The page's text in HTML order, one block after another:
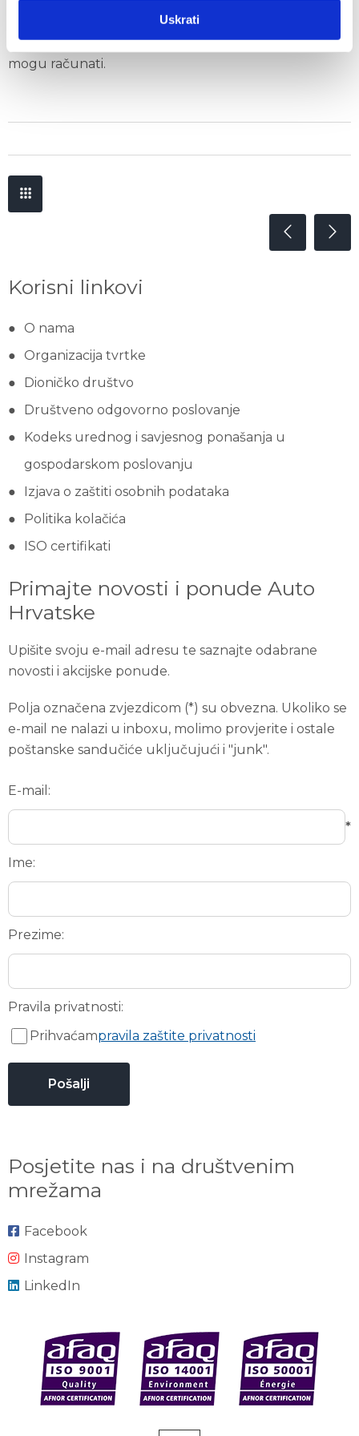
Uskrati
visoku kvalitetu usluge te u konačnici našim
korisnicima biti pouzdan partner na kojeg uvijek
mogu računati.
Korisni linkovi
O nama
Organizacija tvrtke
Dioničko društvo
Društveno odgovorno poslovanje
Kodeks urednog i savjesnog ponašanja u
gospodarskom poslovanju
Izjava o zaštiti osobnih podataka
Politika kolačića
ISO certifikati
Primajte novosti i ponude Auto
Hrvatske
Upišite svoju e-mail adresu te saznajte odabrane
novosti i akcijske ponude.
Polja označena zvjezdicom (*) su obvezna. Ukoliko se
e-mail ne nalazi u inboxu, molimo provjerite i ostale
poštanske sandučiće uključujući i "junk".
E-mail:
*
Ime:
Prezime:
Pravila privatnosti:
Prihvaćampravila zaštite privatnosti
Posjetite nas i na društvenim
mrežama
Facebook
Instagram
LinkedIn